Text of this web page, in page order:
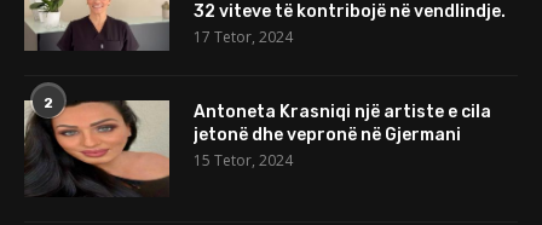
32 viteve të kontribojë në vendlindje.
17 Tetor, 2024
2
Antoneta Krasniqi një artiste e cila
jetonë dhe vepronë në Gjermani
15 Tetor, 2024